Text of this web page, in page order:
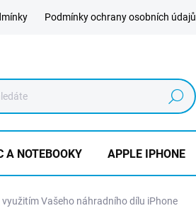
Podmínky ochrany osobních údajů
Hledat
A NOTEBOOKY APPLE IPHONE
využitím Vašeho náhradního dílu iPhone